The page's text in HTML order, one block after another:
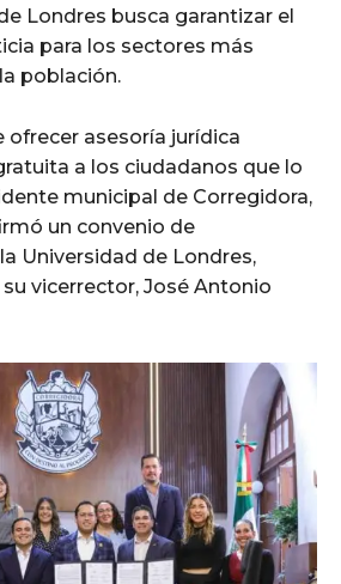
Londres busca garantizar el
para los sectores más
población.
ofrecer asesoría jurídica
a los ciudadanos que lo
municipal de Corregidora,
un convenio de
Universidad de Londres,
vicerrector, José Antonio